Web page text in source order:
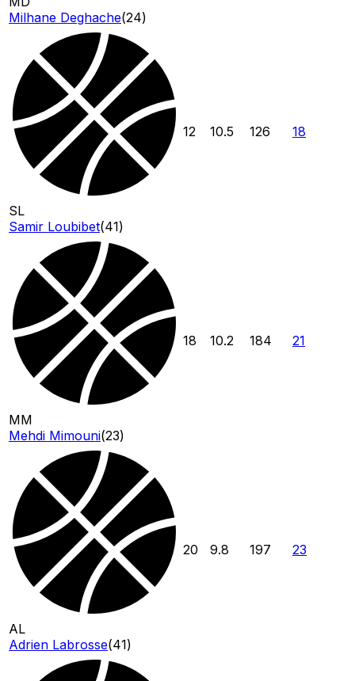
Milhane Deghache(24)
SL
Samir Loubibet(41)
12 10.5 126 18
MM
Mehdi Mimouni(23)
18 10.2 184 21
AL
Adrien Labrosse(41)
20 9.8 197 23